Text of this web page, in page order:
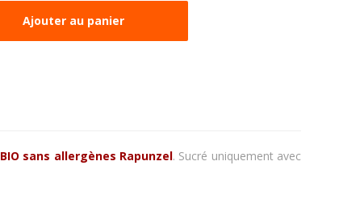
BIO sans allergènes Rapunzel. Sucré uniquement avec